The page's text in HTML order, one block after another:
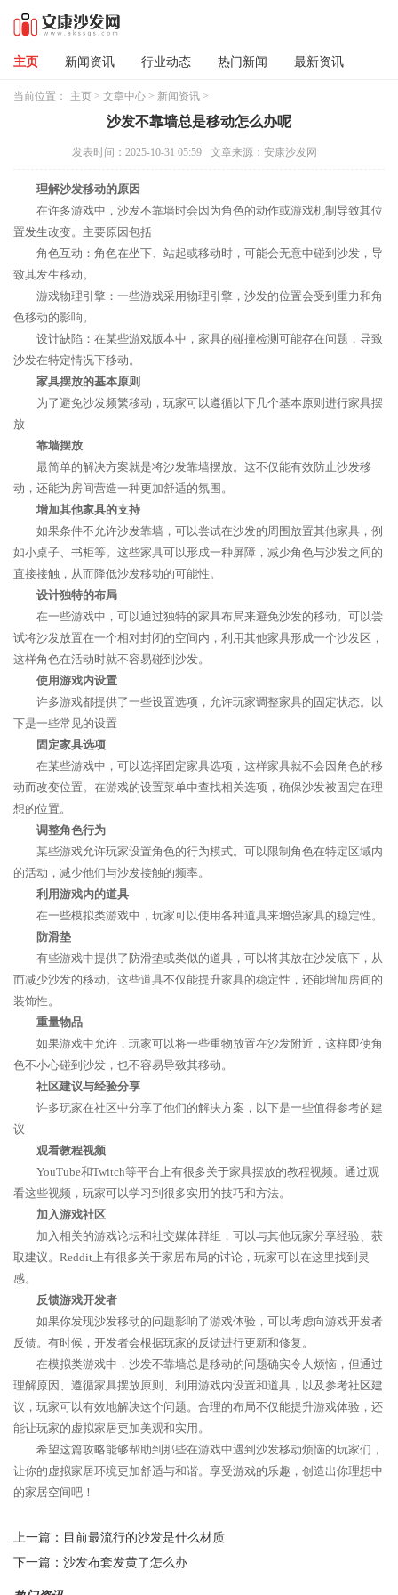
主页 新闻资讯 行业动态 热门新闻 最新资讯
当前位置： 主页 > 文章中心 > 新闻资讯 >
沙发不靠墙总是移动怎么办呢
发表时间：2025-10-31 05:59 文章来源：安康沙发网
理解沙发移动的原因
在许多游戏中，沙发不靠墙时会因为角色的动作或游戏机制导致其位
置发生改变。主要原因包括
角色互动：角色在坐下、站起或移动时，可能会无意中碰到沙发，导
致其发生移动。
游戏物理引擎：一些游戏采用物理引擎，沙发的位置会受到重力和角
色移动的影响。
设计缺陷：在某些游戏版本中，家具的碰撞检测可能存在问题，导致
沙发在特定情况下移动。
家具摆放的基本原则
为了避免沙发频繁移动，玩家可以遵循以下几个基本原则进行家具摆
放
靠墙摆放
最简单的解决方案就是将沙发靠墙摆放。这不仅能有效防止沙发移
动，还能为房间营造一种更加舒适的氛围。
增加其他家具的支持
如果条件不允许沙发靠墙，可以尝试在沙发的周围放置其他家具，例
如小桌子、书柜等。这些家具可以形成一种屏障，减少角色与沙发之间的
直接接触，从而降低沙发移动的可能性。
设计独特的布局
在一些游戏中，可以通过独特的家具布局来避免沙发的移动。可以尝
试将沙发放置在一个相对封闭的空间内，利用其他家具形成一个沙发区，
这样角色在活动时就不容易碰到沙发。
使用游戏内设置
许多游戏都提供了一些设置选项，允许玩家调整家具的固定状态。以
下是一些常见的设置
固定家具选项
在某些游戏中，可以选择固定家具选项，这样家具就不会因角色的移
动而改变位置。在游戏的设置菜单中查找相关选项，确保沙发被固定在理
想的位置。
调整角色行为
某些游戏允许玩家设置角色的行为模式。可以限制角色在特定区域内
的活动，减少他们与沙发接触的频率。
利用游戏内的道具
在一些模拟类游戏中，玩家可以使用各种道具来增强家具的稳定性。
防滑垫
有些游戏中提供了防滑垫或类似的道具，可以将其放在沙发底下，从
而减少沙发的移动。这些道具不仅能提升家具的稳定性，还能增加房间的
装饰性。
重量物品
如果游戏中允许，玩家可以将一些重物放置在沙发附近，这样即使角
色不小心碰到沙发，也不容易导致其移动。
社区建议与经验分享
许多玩家在社区中分享了他们的解决方案，以下是一些值得参考的建
议
观看教程视频
YouTube和Twitch等平台上有很多关于家具摆放的教程视频。通过观
看这些视频，玩家可以学习到很多实用的技巧和方法。
加入游戏社区
加入相关的游戏论坛和社交媒体群组，可以与其他玩家分享经验、获
取建议。Reddit上有很多关于家居布局的讨论，玩家可以在这里找到灵
感。
反馈游戏开发者
如果你发现沙发移动的问题影响了游戏体验，可以考虑向游戏开发者
反馈。有时候，开发者会根据玩家的反馈进行更新和修复。
在模拟类游戏中，沙发不靠墙总是移动的问题确实令人烦恼，但通过
理解原因、遵循家具摆放原则、利用游戏内设置和道具，以及参考社区建
议，玩家可以有效地解决这个问题。合理的布局不仅能提升游戏体验，还
能让玩家的虚拟家居更加美观和实用。
希望这篇攻略能够帮助到那些在游戏中遇到沙发移动烦恼的玩家们，
让你的虚拟家居环境更加舒适与和谐。享受游戏的乐趣，创造出你理想中
的家居空间吧！
上一篇： 目前最流行的沙发是什么材质
下一篇： 沙发布套发黄了怎么办